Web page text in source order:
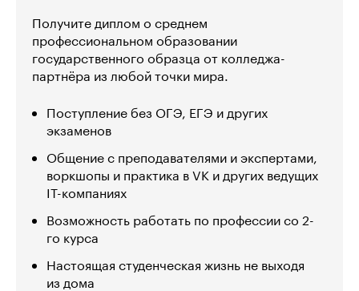
Получите диплом о среднем
профессиональном образовании
государственного образца от колледжа-
партнёра из любой точки мира.
Поступление без ОГЭ, ЕГЭ и других
экзаменов
Общение с преподавателями и экспертами,
воркшопы и практика в VK и других ведущих
IT-компаниях
Возможность работать по профессии со 2-
го курса
Настоящая студенческая жизнь не выходя
из дома